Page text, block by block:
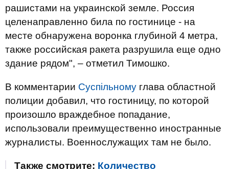
рашистами на украинской земле. Россия
целенаправленно била по гостинице - на
месте обнаружена воронка глубиной 4 метра,
также российская ракета разрушила еще одно
здание рядом", – отметил Тимошко.
В комментарии Суспільному глава областной
полиции добавил, что гостиницу, по которой
произошло враждебное попадание,
использовали преимущественно иностранные
журналисты. Военнослужащих там не было.
Также смотрите: Количество